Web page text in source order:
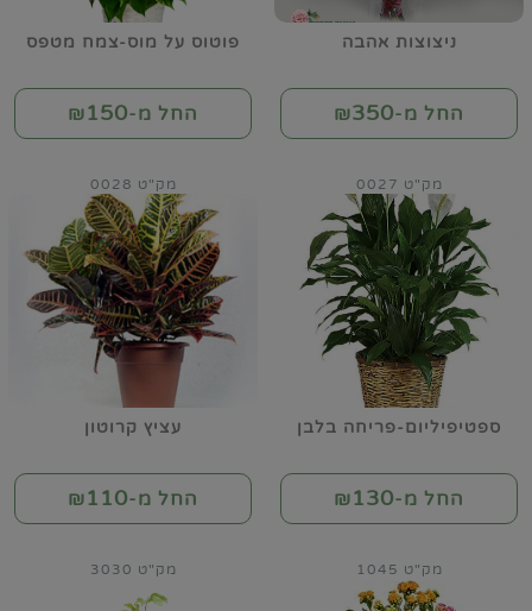
ניצוצות אהבה
החל מ-₪350
פוטוס על מוס-צמח מטפס
החל מ-₪150
ספטיפיליום-פריחה בלבן
מק"ט 0027
החל מ-₪130
עציץ קרוטון
מק"ט 0028
החל מ-₪110
מק"ט 1045 מק"ט 3030